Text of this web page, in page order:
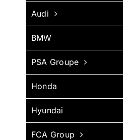
Audi
BMW
PSA Groupe
Honda
Hyundai
FCA Group